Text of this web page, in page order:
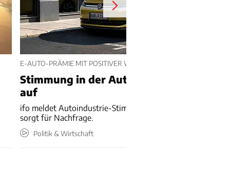
E-AUTO-PRÄMIE MIT POSITIVER WIRKUNG
Stimmung in der Autoindustrie hellt sich
auf
ifo meldet Autoindustrie-Stimmungsplus – E-Auto-Prämie
sorgt für Nachfrage.
Politik & Wirtschaft